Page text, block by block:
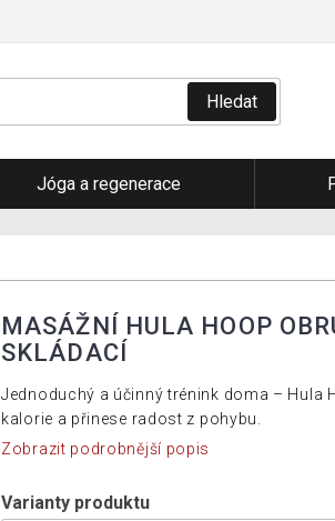
Hledat
Jóga a regenerace
MASÁŽNÍ HULA HOOP
SKLÁDACÍ
Jednoduchý a účinný trénink doma – Hula
kalorie a přinese radost z pohybu.
Zobrazit podrobnější popis
Varianty produktu